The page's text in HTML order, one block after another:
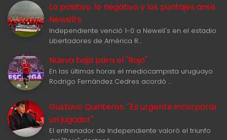
Lo positivo, lo negativo y los puntajes ante
Newell‘s
Independiente venció 1-0 a Newell's en el estadio
Libertadores de América R…
Nueva baja para el "Rojo"
En las últimas horas el mediocampista uruguayo
Rodrigo Fernández Cedres acordó …
Gustavo Quinteros: "Es urgente incorporar
un jugador"
El entrenador de Independiente valoró el triunfo